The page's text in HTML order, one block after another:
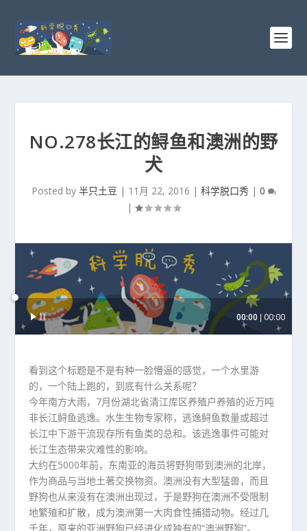
NO.278长江的鲟鱼和澳洲的野
犬
Posted by 半只土豆 | 11月 22, 2016 | 科学脱口秀| 0
|
频
播
00:00 00:00
看到这个标题是不是有种一脸懵逼的感觉，一个水里游
的，一个陆上跑的，到底有什么关系呢？
今年南方大雨，7月份湖北省清江库区养殖户养殖的近万吨
非长江鲟鱼逃逸。水生生物专家称，逃逸鲟鱼数量或超过
长江中下游干流现存所有鱼类的总和。该逃逸事件可能对
长江生态带来灾难性的影响。
大约在5000年前，东南亚的海员将野狗带到澳洲的北岸，
作为商品与当地土著交换物资。澳洲没有大型猛兽，而且
野狗也从来没有在澳洲出现过，于是野狗在澳洲不受限制
地繁殖和扩散，成为澳洲第一大肉食性捕猎动物。经过几
千年，原来的亚洲野狗已经进化成独有的“澳洲野狗”。